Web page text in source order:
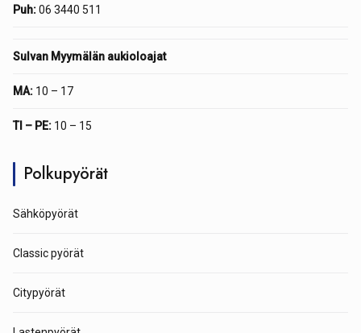
Puh:06 3440 511
Sulvan Myymälän aukioloajat
MA: 10 – 17
TI – PE: 10 – 15
Polkupyörät
Sähköpyörät
Classic pyörät
Citypyörät